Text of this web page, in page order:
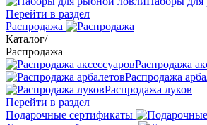
Перейти в раздел
Распродажа
Каталог/
Распродажа
Распродажа
Распродажа
Распродажа луков
Перейти в раздел
Подарочные сертификаты